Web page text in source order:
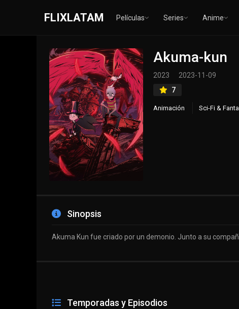
FLIXLATAM Películas Series Anime
Akuma-kun
2023
2023-11-09
7
Animación Sci-Fi &
Sinopsis
Akuma Kun fue criado por un demonio. Junto a su
Temporadas y Episodios